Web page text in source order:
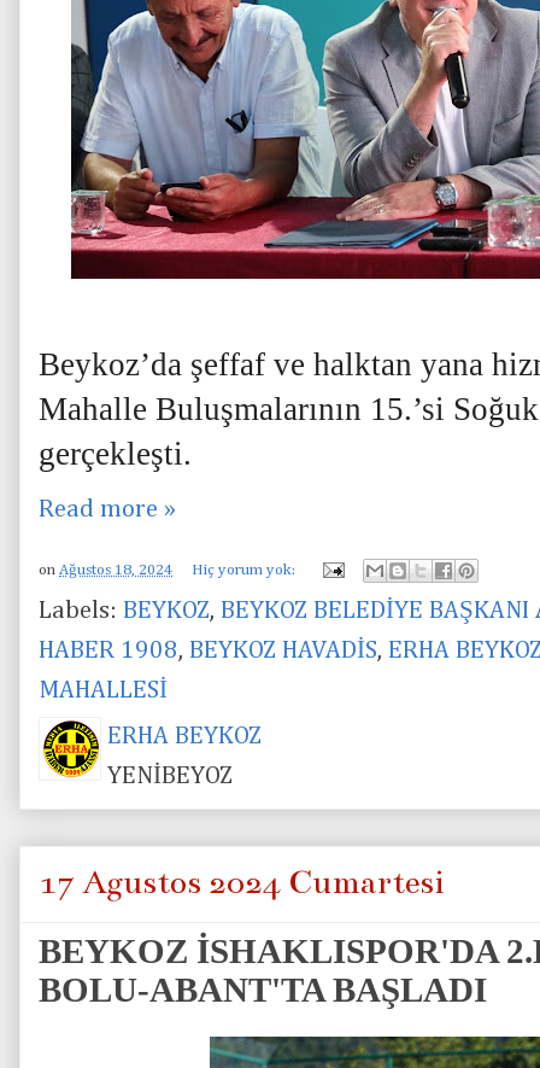
Beykoz’da şeffaf ve halktan yana
Mahalle Buluşmalarının 15.’si
gerçekleşti.
Read more »
on Ağustos 18, 2024 Hiç yorum yok:
Labels: BEYKOZ, BEYKOZ BELEDİYE BAŞKANI
HABER 1908, BEYKOZ HAVADİS, ERHA
MAHALLESİ
ERHA BEYKOZ
YENİBEYOZ
17 Ağustos 2024 Cumartesi
BEYKOZ İSHAKLISPOR'DA
BOLU-ABANT'TA BAŞLADI